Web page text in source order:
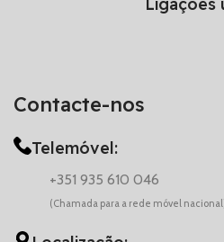
Contacte-nos
Telemóvel:
+351 935 610 046
(Chamada para a rede móvel
Ligações